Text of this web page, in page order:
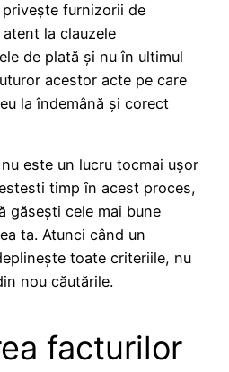
furnizorii de
la clauzele
de plată şi nu în ultimul
acestor acte pe care
la îndemână şi corect
este un lucru tocmai ușor
timp în acest proces,
găsești cele mai bune
ta. Atunci când un
toate criteriile, nu
nou căutările.
facturilor